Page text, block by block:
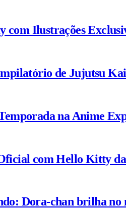
com Ilustrações
de Jujutsu
na Anime
com Hello Kitty
Dora-chan brilha no